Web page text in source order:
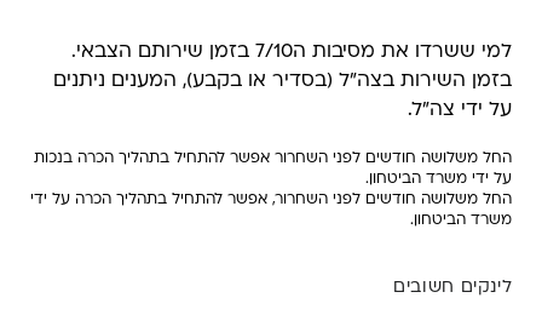
למי ששרדו את מסיבות ה7/10 בזמן שירותם הצבאי.
בזמן השירות בצה"ל (בסדיר או בקבע), המענים ניתנים
על ידי צה"ל.
החל משלושה חודשים לפני השחרור אפשר להתחיל בתהליך הכרה בנכות
על ידי משרד הביטחון.
החל משלושה חודשים לפני השחרור, אפשר להתחיל בתהליך הכרה על ידי
משרד הביטחון.
לינקים חשובים